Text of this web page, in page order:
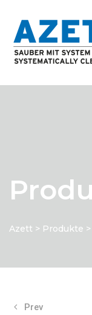
springen
Azett > Produkte >
Prev